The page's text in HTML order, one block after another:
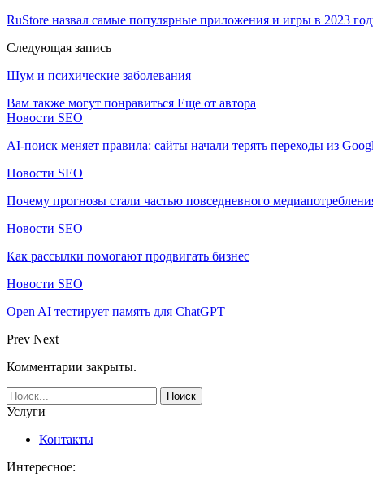
RuStore назвал самые популярные приложения и игры в 2023
Следующая запись
Шум и психические заболевания
Вам также могут понравиться Еще от автора
Новости SEO
AI-поиск меняет правила: сайты начали терять переходы из
Новости SEO
Почему прогнозы стали частью повседневного
Новости SEO
Как рассылки помогают продвигать бизнес
Новости SEO
Open AI тестирует память для ChatGPT
Prev Next
Комментарии закрыты.
Услуги
Контакты
Интересное: